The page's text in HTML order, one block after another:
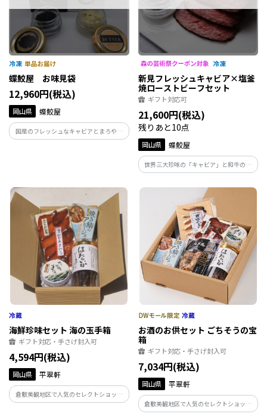
蝶鮫屋 お味見袋
12,960円(税込)
岡山県 蝶鮫屋
国産のフレッシュなキャビアとまろやか
なキャビアバター、チョウザメの身のス
新見フレッシュキャビア×塩釜
焼ローストビーフセット
ギフト対応可
21,600円(税込)
残りあと10点
岡山県 蝶鮫屋
世界三大珍味の「キャビア」と和牛の美
味しさが凝縮された塩釜焼ローストビー
フのセットです。 クリスマス、年末用に
いかがでしょうか。
海鮮珍味セット 海の玉手箱
ギフト対応・手さげ封入可
4,594円(税込)
岡山県 平翠軒
倉敷美観地区で人気のセレクトショップ
平翠軒が手掛ける海鮮珍味セット。家呑
お酒のお供セット ごちそうの宝
箱
ギフト対応・手さげ封入可
7,034円(税込)
岡山県 平翠軒
倉敷美観地区で人気のセレクトショップ
平翠軒が手掛けるお酒のお供セット。左